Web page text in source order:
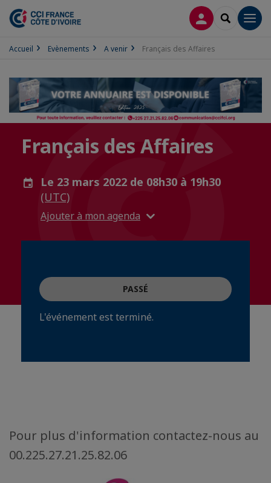
CONNEXION
Accueil Evènements A venir Français des Affaires
Français des Affaires
Le 23 mars 2022 de 08h30 à 19h30
(UTC)
Ajouter à mon agenda
PASSÉ
L'événement est terminé.
Pour plus d'information contactez-nous au
00.225.27.21.25.82.06